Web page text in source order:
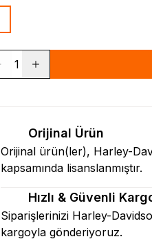
1
Orijinal Ürün
Orijinal ürün(ler), Harley-
kapsamında lisanslanmıştır.
Hızlı & Güvenli
Siparişlerinizi Harley-
kargoyla gönderiyoruz.